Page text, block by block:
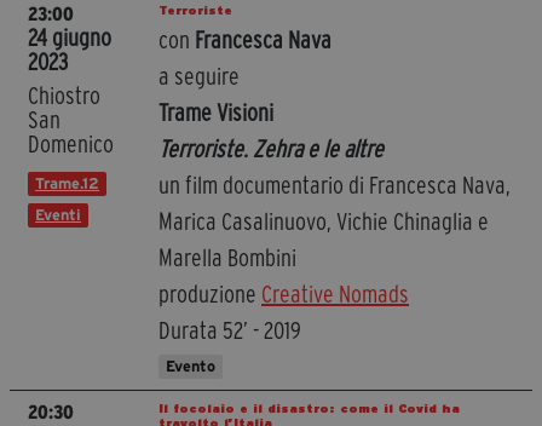
23:00
24 giugno
2023
Chiostro
San
Domenico
Trame.12
Eventi
Terroriste
con Francesca Nava
a seguire
Trame Visioni
Terroriste. Zehra e le altre
un film documentario di Francesca Nava,
Marica Casalinuovo, Vichie Chinaglia e
Marella Bombini
produzione Creative Nomads
Durata 52’ - 2019
Evento
20:30
Il focolaio e il disastro: come il Covid ha
travolto l’Italia